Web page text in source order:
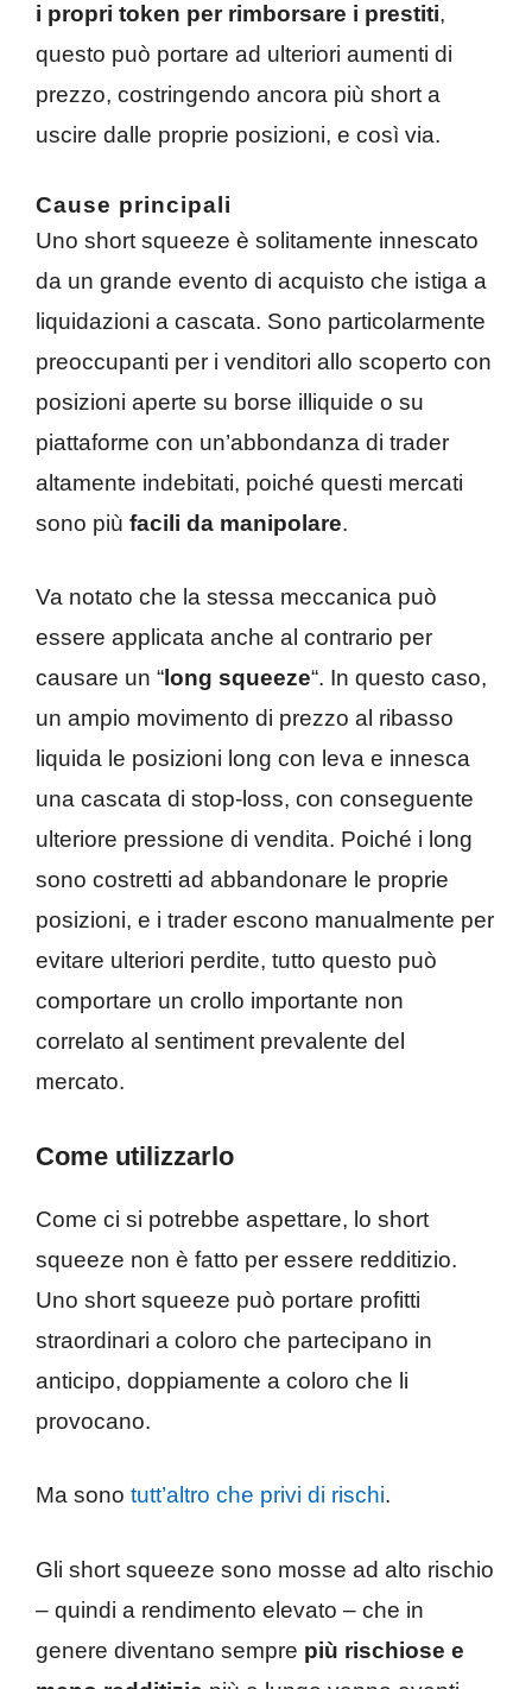
i propri token per rimborsare i prestiti,
questo può portare ad ulteriori aumenti di
prezzo, costringendo ancora più short a
uscire dalle proprie posizioni, e così via.
Cause principali
Uno short squeeze è solitamente innescato
da un grande evento di acquisto che istiga a
liquidazioni a cascata. Sono particolarmente
preoccupanti per i venditori allo scoperto con
posizioni aperte su borse illiquide o su
piattaforme con un’abbondanza di trader
altamente indebitati, poiché questi mercati
sono più facili da manipolare.
Va notato che la stessa meccanica può
essere applicata anche al contrario per
causare un “ long squeeze“. In questo caso,
un ampio movimento di prezzo al ribasso
liquida le posizioni long con leva e innesca
una cascata di stop-loss, con conseguente
ulteriore pressione di vendita. Poiché i long
sono costretti ad abbandonare le proprie
posizioni, e i trader escono manualmente per
evitare ulteriori perdite, tutto questo può
comportare un crollo importante non
correlato al sentiment prevalente del
mercato.
Come utilizzarlo
Come ci si potrebbe aspettare, lo short
squeeze non è fatto per essere redditizio.
Uno short squeeze può portare profitti
straordinari a coloro che partecipano in
anticipo, doppiamente a coloro che li
provocano.
Ma sono tutt’altro che privi di rischi.
Gli short squeeze sono mosse ad alto rischio
– quindi a rendimento elevato – che in
genere diventano sempre più rischiose e